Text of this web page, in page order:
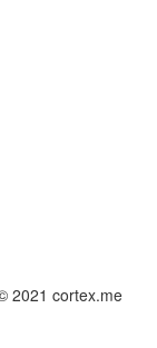
2021 cortex.me